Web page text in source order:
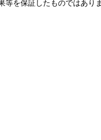
等を保証したものではあり